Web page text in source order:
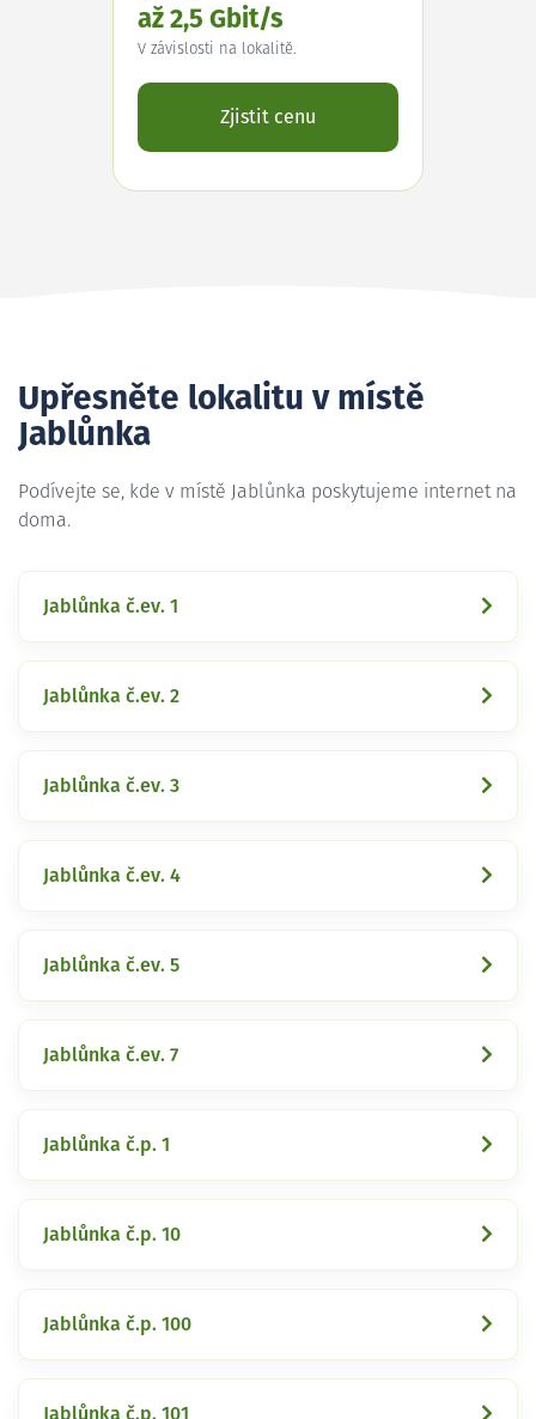
až 2,5 Gbit/s
V závislosti na lokalitě.
Zjistit cenu
Upřesněte lokalitu v místě
Jablůnka
Podívejte se, kde v místě Jablůnka poskytujeme internet na
doma.
Jablůnka č.ev. 1
Jablůnka č.ev. 2
Jablůnka č.ev. 3
Jablůnka č.ev. 4
Jablůnka č.ev. 5
Jablůnka č.ev. 7
Jablůnka č.p. 1
Jablůnka č.p. 10
Jablůnka č.p. 100
Jablůnka č.p. 101